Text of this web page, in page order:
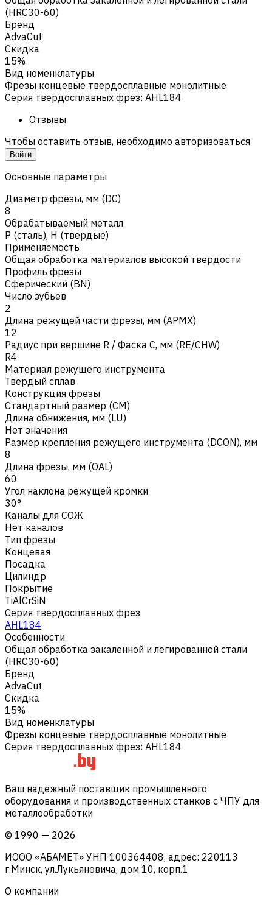
(HRC30-60)
Бренд
AdvaCut
Скидка
15%
Вид номенклатуры
Фрезы концевые твердосплавные монолитные
Серия твердосплавных фрез: AHL184
Отзывы
Чтобы оставить отзыв, необходимо авторизоваться
Войти
Основные параметры
Диаметр фрезы, мм (DC)
8
Обрабатываемый металл
Р (сталь), H (твердые)
Применяемость
Общая обработка материалов высокой твердости
Профиль фрезы
Сферический (BN)
Число зубьев
2
Длина режущей части фрезы, мм (APMX)
12
Радиус при вершине R / Фаска C, мм (RE/CHW)
R4
Материал режущего инструмента
Твердый сплав
Конструкция фрезы
Стандартный размер (CM)
Длина обнижения, мм (LU)
Нет значения
Размер крепления режущего инструмента (DCON), мм
8
Длина фрезы, мм (OAL)
60
Угол наклона режущей кромки
30°
Каналы для СОЖ
Нет каналов
Тип фрезы
Концевая
Посадка
Цилиндр
Покрытие
TiAlCrSiN
Серия твердосплавных фрез
AHL184
Особенности
Общая обработка закаленной и легированной стали
(HRC30-60)
Бренд
AdvaCut
Скидка
15%
Вид номенклатуры
Фрезы концевые твердосплавные монолитные
Серия твердосплавных фрез: AHL184
Ваш надежный поставщик промышленного
оборудования и производственных станков с ЧПУ для
металлообработки
© 1990 — 2026
ИООО «АБАМЕТ» УНП 100364408, адрес: 220113
г.Минск, ул.Лукьяновича, дом 10, корп.1
О компании